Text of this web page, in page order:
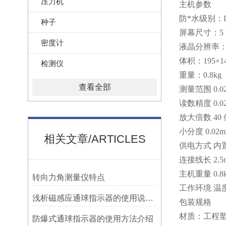
种子
密度计
检测仪
查看全部
相关文章/ARTICLES
转向力角测量仪特点
浅析磁感应通球指示器的使用说明及特点
防爆式通球指示器的使用方法介绍
主机参数
防*水级别：
屏幕尺寸：5
液晶分辨率
体积：
重量：0.8kg
测量范围
读数精度
放大倍数 40
小分度
供电方式 内
连接线长
主机重量
工作环境 温
包装规格
材质：工程